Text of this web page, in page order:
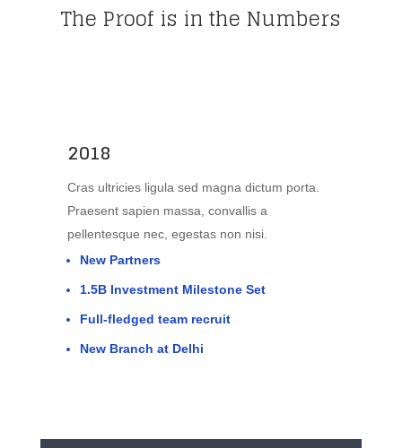
The Proof is in the Numbers
2018
Cras ultricies ligula sed magna dictum porta.
Praesent sapien massa, convallis a
pellentesque nec, egestas non nisi.
New Partners
1.5B Investment Milestone Set
Full-fledged team recruit
New Branch at Delhi